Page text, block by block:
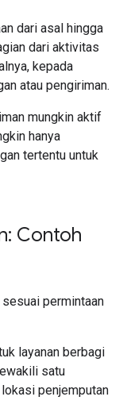
dari asal hingga
dari aktivitas
kepada
atau pengiriman.
mungkin aktif
hanya
tertentu untuk
Contoh
permintaan
layanan berbagi
satu
penjemputan